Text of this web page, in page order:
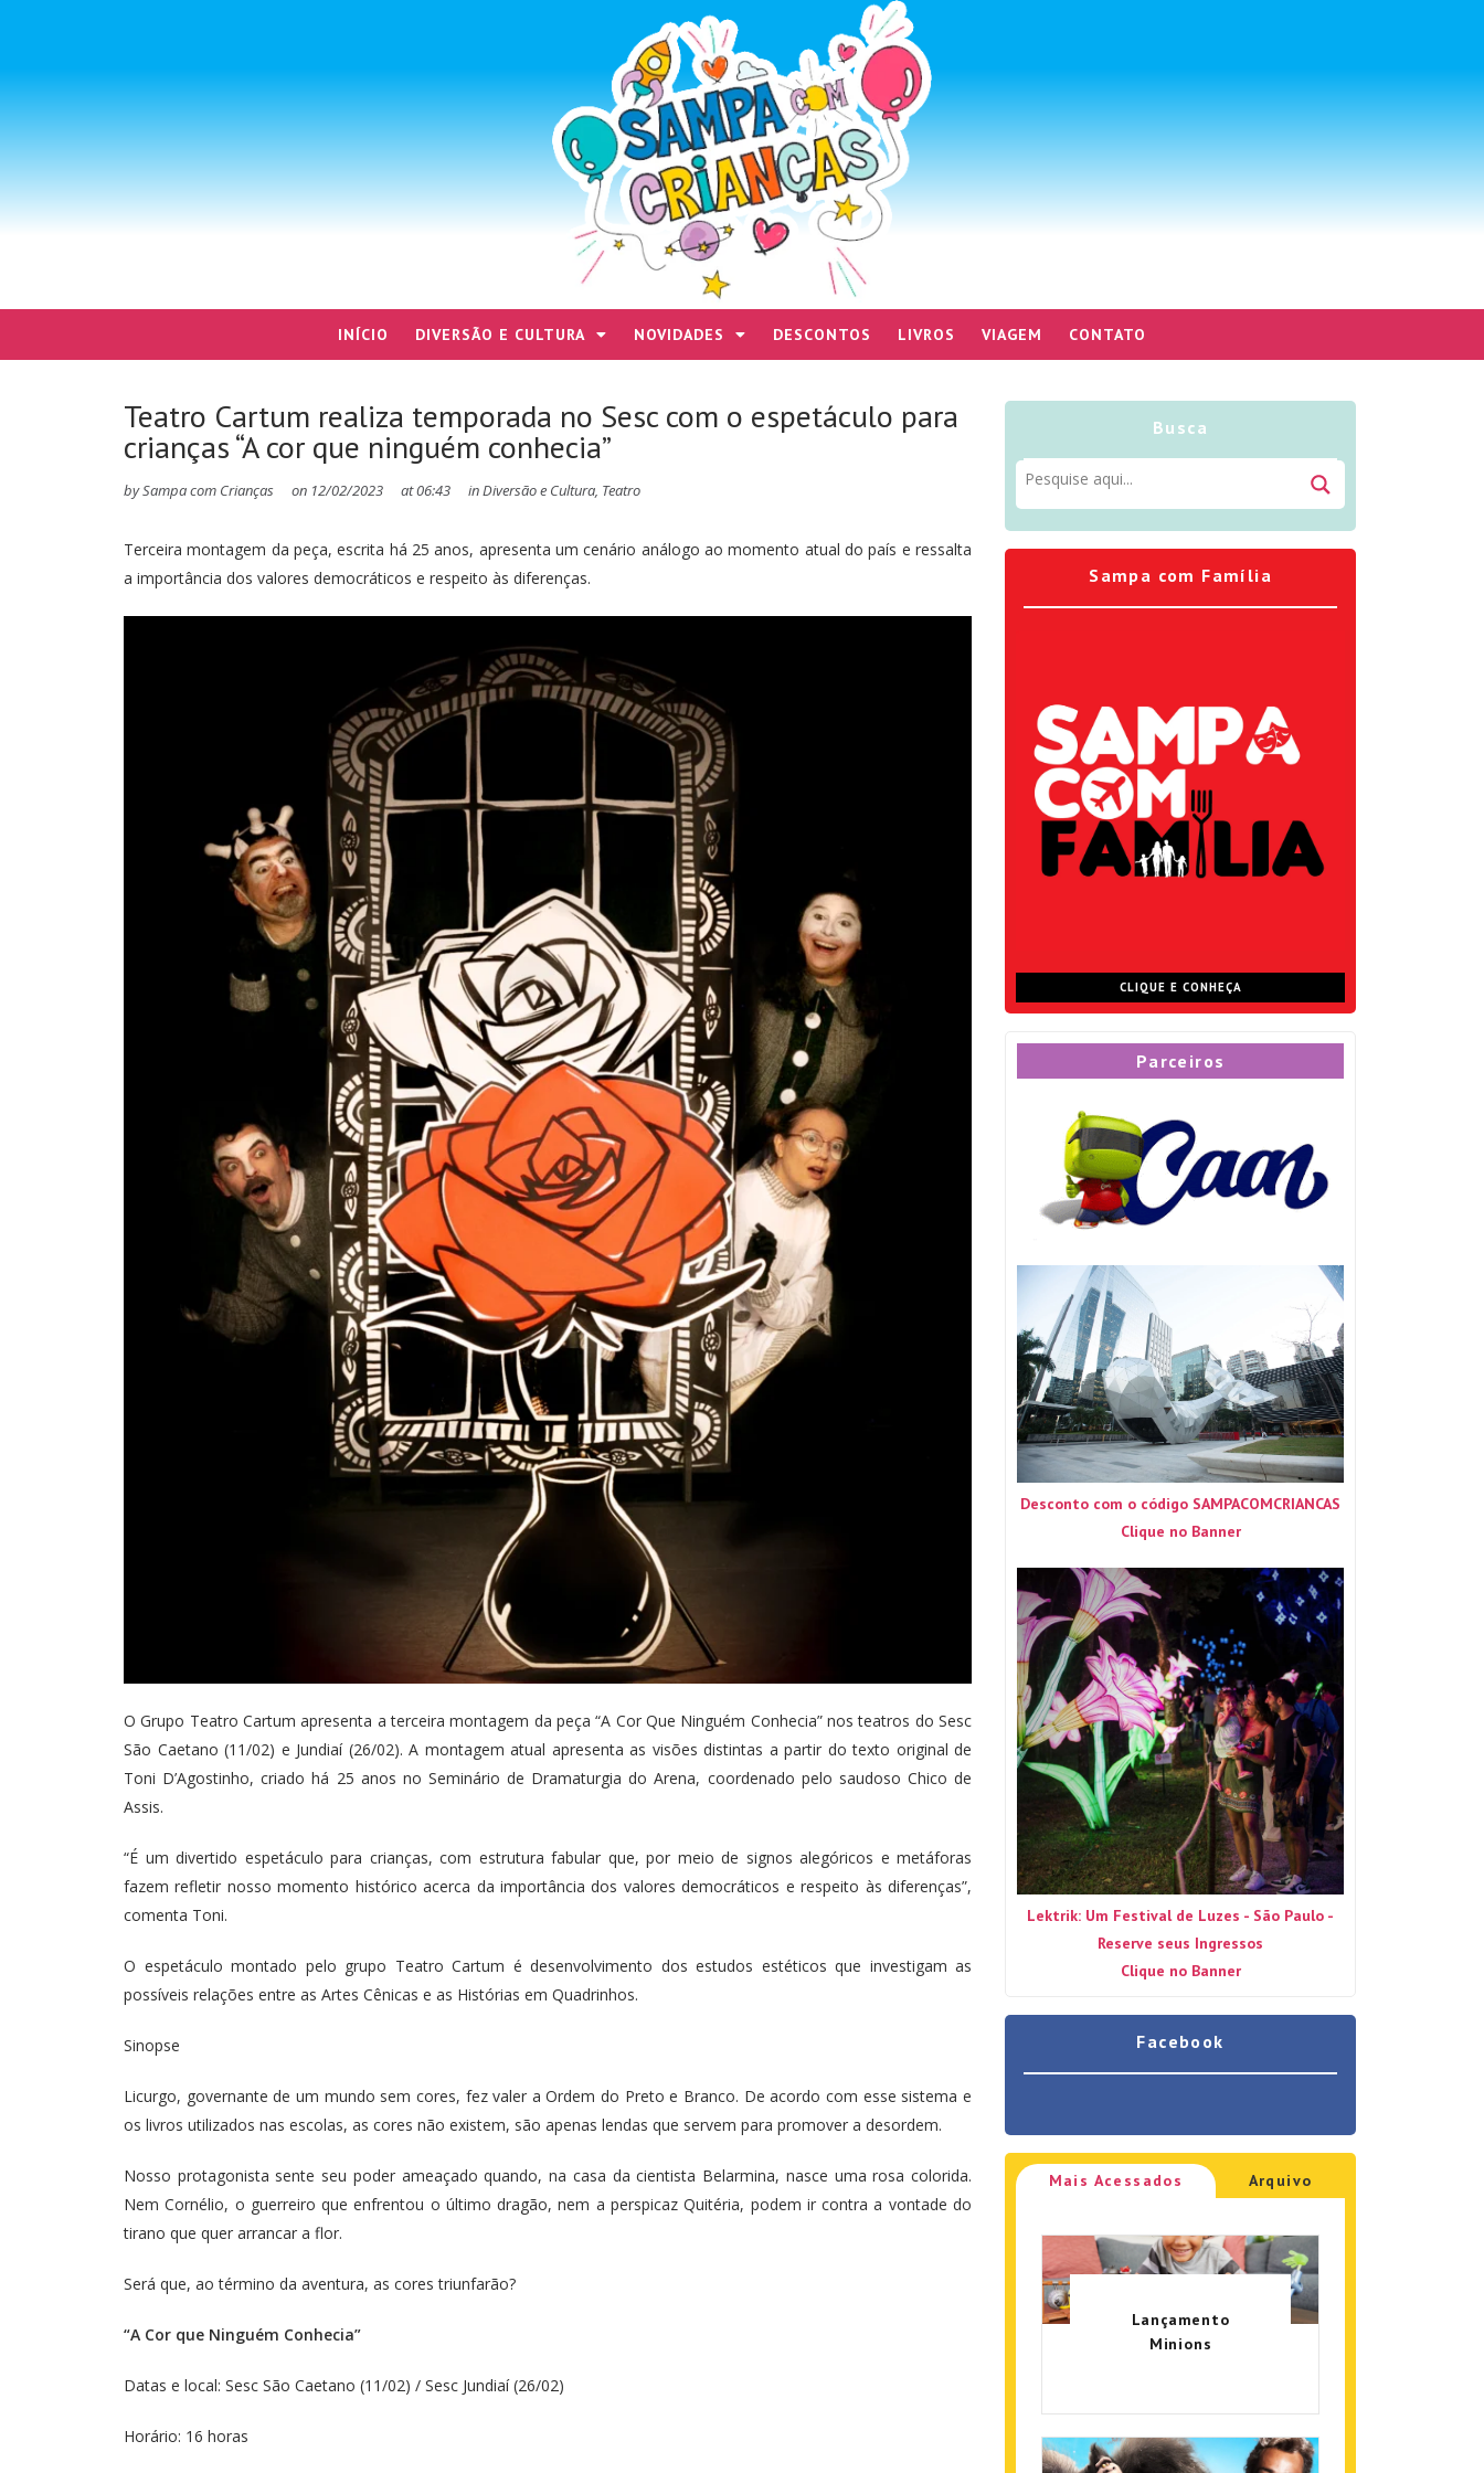
INÍCIO DIVERSÃO E CULTURA NOVIDADES DESCONTOS LIVROS VIAGEM CONTATO
Teatro Cartum realiza temporada no Sesc com o espetáculo para
crianças “A cor que ninguém conhecia”
bySampa com Crianças on 12/02/2023 at06:43 inDiversão e Cultura, Teatro
Terceira montagem da peça, escrita há 25 anos, apresenta um cenário análogo ao momento atual do país e ressalta
a importância dos valores democráticos e respeito às diferenças.
O Grupo Teatro Cartum apresenta a terceira montagem da peça “A Cor Que Ninguém Conhecia” nos teatros do Sesc
São Caetano (11/02) e Jundiaí (26/02). A montagem atual apresenta as visões distintas a partir do texto original de
Toni D’Agostinho, criado há 25 anos no Seminário de Dramaturgia do Arena, coordenado pelo saudoso Chico de
Assis.
“É um divertido espetáculo para crianças, com estrutura fabular que, por meio de signos alegóricos e metáforas
fazem refletir nosso momento histórico acerca da importância dos valores democráticos e respeito às diferenças”,
comenta Toni.
O espetáculo montado pelo grupo Teatro Cartum é desenvolvimento dos estudos estéticos que investigam as
possíveis relações entre as Artes Cênicas e as Histórias em Quadrinhos.
Sinopse
Licurgo, governante de um mundo sem cores, fez valer a Ordem do Preto e Branco. De acordo com esse sistema e
os livros utilizados nas escolas, as cores não existem, são apenas lendas que servem para promover a desordem.
Nosso protagonista sente seu poder ameaçado quando, na casa da cientista Belarmina, nasce uma rosa colorida.
Nem Cornélio, o guerreiro que enfrentou o último dragão, nem a perspicaz Quitéria, podem ir contra a vontade do
tirano que quer arrancar a flor.
Será que, ao término da aventura, as cores triunfarão?
“A Cor que Ninguém Conhecia”
Datas e local: Sesc São Caetano (11/02) / Sesc Jundiaí (26/02)
Horário: 16 horas
Busca
Sampa com Família
CLIQUE E CONHEÇA
Parceiros
Desconto com o código SAMPACOMCRIANCAS
Clique no Banner
Lektrik: Um Festival de Luzes - São Paulo -
Reserve seus Ingressos
Clique no Banner
Facebook
Mais Acessados Arquivo
Lançamento
Minions